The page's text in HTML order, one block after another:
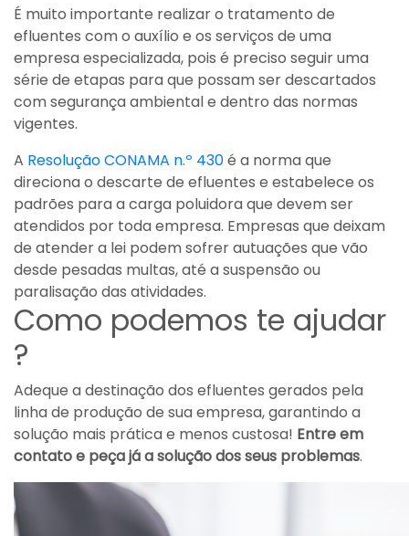
É muito importante realizar o tratamento de
efluentes com o auxílio e os serviços de uma
empresa especializada, pois é preciso seguir uma
série de etapas para que possam ser descartados
com segurança ambiental e dentro das normas
vigentes.
A Resolução CONAMA n.º 430é a norma que
direciona o descarte de efluentes e estabelece os
padrões para a carga poluidora que devem ser
atendidos por toda empresa. Empresas que deixam
de atender a lei podem sofrer autuações que vão
desde pesadas multas, até a suspensão ou
paralisação das atividades.
Como podemos te ajudar
?
Adeque a destinação dos efluentes gerados pela
linha de produção de sua empresa, garantindo a
solução mais prática e menos custosa! Entre em
contato e peça já a solução dos seus problemas.